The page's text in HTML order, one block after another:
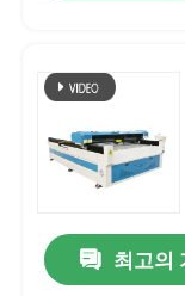
최고의